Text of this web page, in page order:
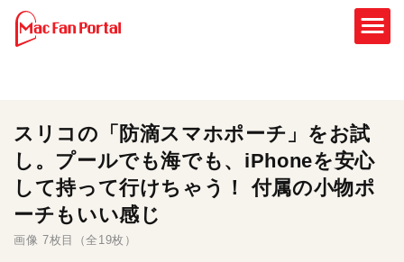
スリコの「防滴スマホポーチ」をお試
し。プールでも海でも、iPhoneを安心
して持って行けちゃう！ 付属の小物ポ
ーチもいい感じ
画像 7枚目（全19枚）